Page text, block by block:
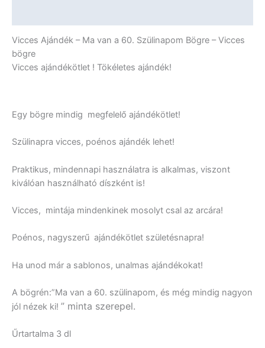
Vicces
Ajándék
mennyiség
Vicces Ajándék – Ma van a 60. Szülinapom Bögre – Vicces
bögre
Vicces ajándékötlet ! Tökéletes ajándék!
Egy bögre mindig megfelelő ajándékötlet!
Szülinapra vicces, poénos ajándék lehet!
Praktikus, mindennapi használatra is alkalmas, viszont
kiválóan használható díszként is!
Vicces, mintája mindenkinek mosolyt csal az arcára!
Poénos, nagyszerű ajándékötlet születésnapra!
Ha unod már a sablonos, unalmas ajándékokat!
A bögrén:”Ma van a 60. szülinapom, és még mindig nagyon
jól nézek ki! ” minta szerepel.
Űrtartalma 3 dl